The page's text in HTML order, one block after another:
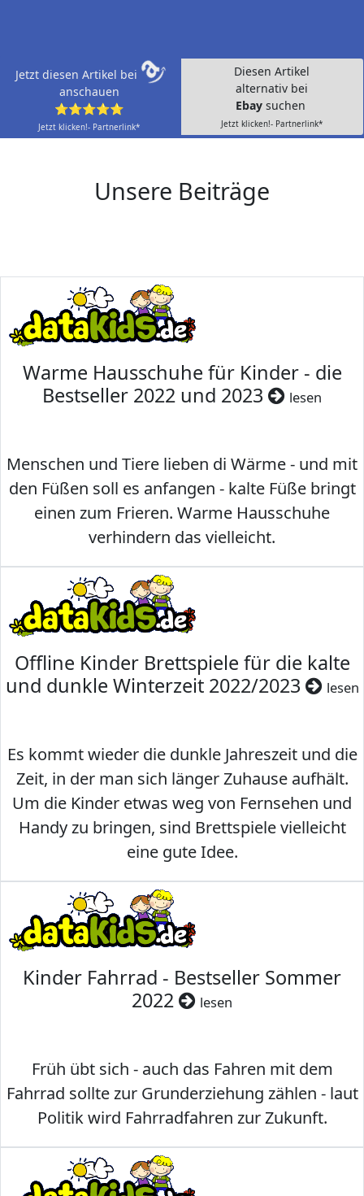
Jetzt diesen Artikel bei
anschauen
⭐⭐⭐⭐⭐
Jetzt klicken!- Partnerlink*
Diesen Artikel
alternativ bei
Ebay suchen
Jetzt klicken!- Partnerlink*
Unsere Beiträge
Warme Hausschuhe für Kinder - die
Bestseller 2022 und 2023
lesen
Menschen und Tiere lieben di Wärme - und mit
den Füßen soll es anfangen - kalte Füße bringt
einen zum Frieren. Warme Hausschuhe
verhindern das vielleicht.
Offline Kinder Brettspiele für die kalte
und dunkle Winterzeit 2022/2023
lesen
Es kommt wieder die dunkle Jahreszeit und die
Zeit, in der man sich länger Zuhause aufhält.
Um die Kinder etwas weg von Fernsehen und
Handy zu bringen, sind Brettspiele vielleicht
eine gute Idee.
Kinder Fahrrad - Bestseller Sommer
2022
lesen
Früh übt sich - auch das Fahren mit dem
Fahrrad sollte zur Grunderziehung zählen - laut
Politik wird Fahrradfahren zur Zukunft.